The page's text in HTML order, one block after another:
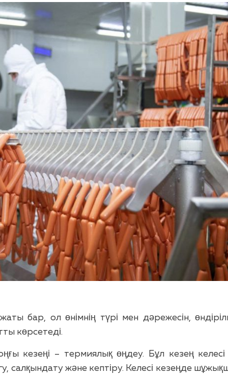
бар, ол өнімнің түрі мен дәрежесін,
көрсетеді.
кезеңі – термиялық өңдеу. Бұл кезең
салқындату және кептіру. Келесі кезеңде